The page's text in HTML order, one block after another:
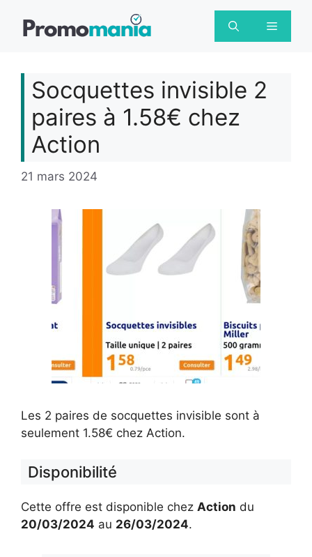
Menu
Socquettes invisible 2
paires à 1.58€ chez
Action
21 mars 2024
Les 2 paires de socquettes invisible sont à
seulement 1.58€ chez Action.
Disponibilité
Cette offre est disponible chez Action du
20/03/2024 au 26/03/2024.